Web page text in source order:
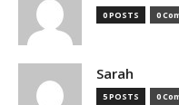
0 POSTS 0
Sarah
5 POSTS 0